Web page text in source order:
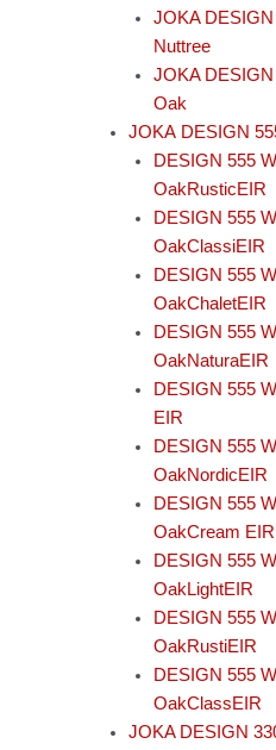
JOKA
Nuttree
JOKA
Oak
JOKA DESIGN
DESIGN 555
OakRusticEIR
DESIGN 555
OakClassiEIR
DESIGN 555
OakChaletEIR
DESIGN 555
OakNaturaEIR
DESIGN 555
EIR
DESIGN 555
OakNordicEIR
DESIGN 555
OakCream EIR
DESIGN 555
OakLightEIR
DESIGN 555
OakRustiEIR
DESIGN 555
OakClassEIR
JOKA DESIGN